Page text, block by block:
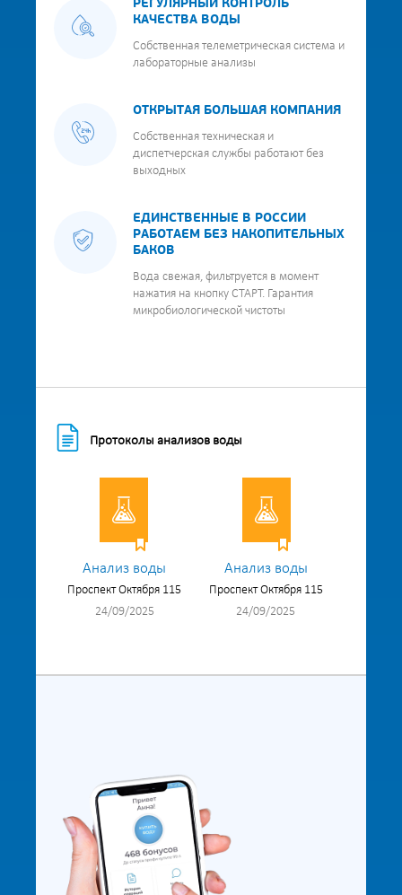
РЕГУЛЯРНЫЙ КОНТРОЛЬ
КАЧЕСТВА ВОДЫ
Собственная телеметрическая система и
лабораторные анализы
ОТКРЫТАЯ БОЛЬШАЯ КОМПАНИЯ
Собственная техническая и
диспетчерская службы работают без
выходных
ЕДИНСТВЕННЫЕ В РОССИИ
РАБОТАЕМ БЕЗ НАКОПИТЕЛЬНЫХ
БАКОВ
Вода свежая, фильтруется в момент
нажатия на кнопку СТАРТ. Гарантия
микробиологической чистоты
Протоколы анализов воды
Анализ воды
Проспект Октября 115
24/09/2025
Анализ воды
Проспект Октября 115
24/09/2025